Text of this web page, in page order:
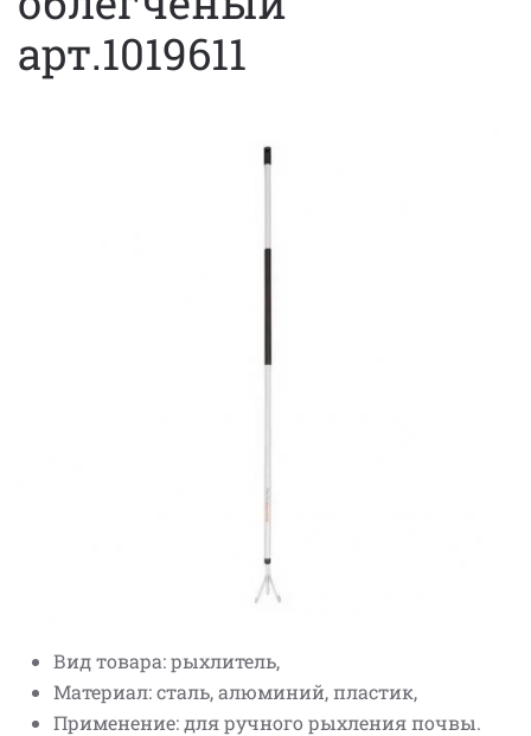
арт.1019611
Вид товара: рыхлитель,
Материал: сталь, алюминий, пластик,
Применение: для ручного рыхления почвы.